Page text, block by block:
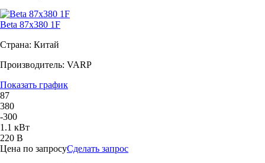
Beta 87x380 1F
Страна: Китай
Производитель: VARP
Показать график
87
380
-300
1.1 кВт
220 В
Цена по запросуСделать запрос